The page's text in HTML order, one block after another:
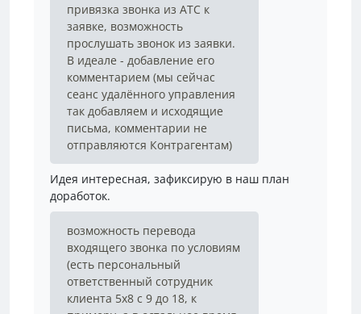
привязка звонка из АТС к
заявке, возможность
прослушать звонок из заявки.
В идеале - добавление его
комментарием (мы сейчас
сеанс удалённого управления
так добавляем и исходящие
письма, комментарии не
отправляются Контрагентам)
Идея интересная, зафиксирую в наш план
доработок.
возможность перевода
входящего звонка по условиям
(есть персональный
ответственный сотрудник
клиента 5х8 с 9 до 18, к